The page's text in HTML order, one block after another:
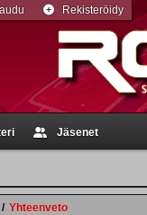
Jäsenet
Rekisteröidy
/ Yhteenveto